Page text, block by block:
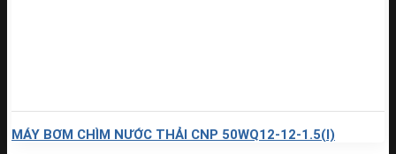
MÁY BƠM CHÌM NƯỚC THẢI CNP 50WQ12-12-1.5(I)